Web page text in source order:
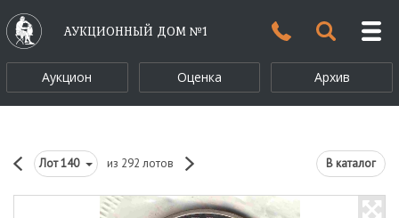
АУКЦИОННЫЙ ДОМ №1
Аукцион Оценка Архив
Лот140 из 292 лотов В каталог